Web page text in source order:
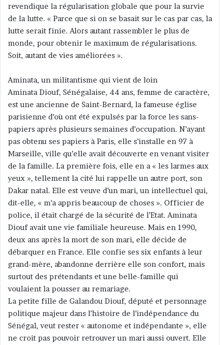
revendique la régularisation globale que pour la survie
de la lutte. « Parce que si on se basait sur le cas par cas, la
lutte serait finie. Alors autant rassembler le plus de
monde, pour obtenir le maximum de régularisations.
Soit, autant de vies améliorées ».
Aminata, un militantisme qui vient de loin
Aminata Diouf, Sénégalaise, 44 ans, femme de caractère,
est une ancienne de Saint-Bernard, la fameuse église
parisienne d’où ont été expulsés par la force les sans-
papiers après plusieurs semaines d’occupation. N’ayant
pas obtenu ses papiers à Paris, elle s’installe en 97 à
Marseille, ville qu’elle avait découverte en venant visiter
de la famille. La première fois, elle en a « les larmes aux
yeux », tellement la cité lui rappelle un autre port, son
Dakar natal. Elle est veuve d’un mari, un intellectuel qui,
dit-elle, « m’a appris beaucoup de choses ». Officier de
police, il était chargé de la sécurité de l’Etat. Aminata
Diouf avait une vie familiale heureuse. Mais en 1990,
deux ans après la mort de son mari, elle décide de
débarquer en France. Elle confie ses six enfants à leur
grand-mère, abandonne derrière elle son confort, mais
surtout des prétendants et une belle-famille qui
voulaient la pousser au remariage.
La petite fille de Galandou Diouf, député et personnage
politique majeur dans l’histoire de l’indépendance du
Sénégal, veut rester « autonome et indépendante », elle
ne croit pas pouvoir retrouver un mari aussi ouvert. Elle